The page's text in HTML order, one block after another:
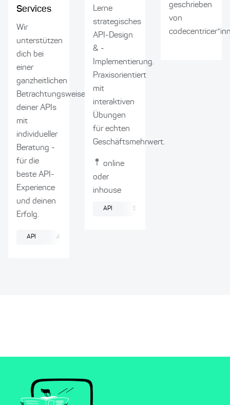
Services
Wir
unterstützen
dich bei
einer
ganzheitlichen
Betrachtungsweise
deiner APIs
mit
individueller
Beratung -
für die
beste API-
Experience
und deinen
Erfolg.
API Agilität
Lerne
strategisches
API-Design
& -
Implementierung.
Praxisorientiert
mit
interaktiven
Übungen
für echten
Geschäftsmehrwert.
online
oder
inhouse
API Software-Modernisierung
geschrieben
von